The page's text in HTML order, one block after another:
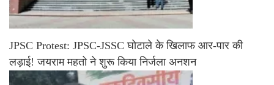
JPSC Protest: JPSC-JSSC घोटाले के खिलाफ आर-पार की
लड़ाई! जयराम महतो ने शुरू किया निर्जला अनशन